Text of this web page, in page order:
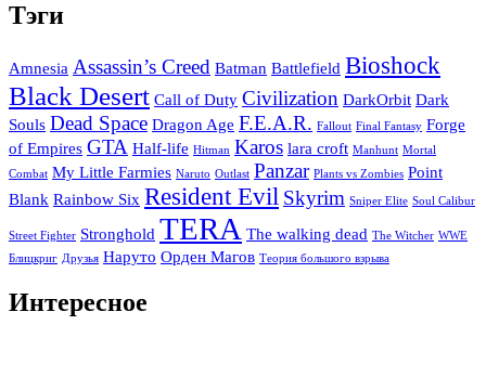
Тэги
Amnesia Assassin’s Creed Batman Battlefield Bioshock
Black Desert Call of Duty Civilization DarkOrbit Dark
Souls Dead Space Dragon Age F.E.A.R. Fallout Final Fantasy Forge
of Empires GTA Half-life Hitman Karos lara croft Manhunt Mortal
Combat My Little Farmies Naruto Outlast Panzar Plants vs Zombies Point
Blank Rainbow Six Resident Evil Skyrim Sniper Elite Soul Calibur
Street Fighter Stronghold TERA The walking dead The Witcher WWE
Блицкриг Друзья Наруто Орден Магов Теория большого взрыва
Интересное